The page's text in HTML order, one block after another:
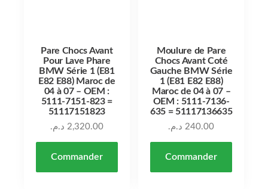
Pare Chocs Avant
Pour Lave Phare
BMW Série 1 (E81
E82 E88) Maroc de
04 à 07 – OEM :
5111-7151-823 =
51117151823
2,320.00 د.م.
Commander
Moulure de Pare
Chocs Avant Coté
Gauche BMW Série
1 (E81 E82 E88)
Maroc de 04 à 07 –
OEM : 5111-7136-
635 = 51117136635
240.00 د.م.
Commander